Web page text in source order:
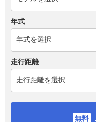
年式
走行距離